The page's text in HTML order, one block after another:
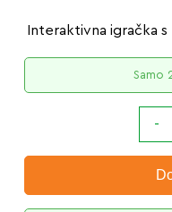
Interaktivna igračka
Samo